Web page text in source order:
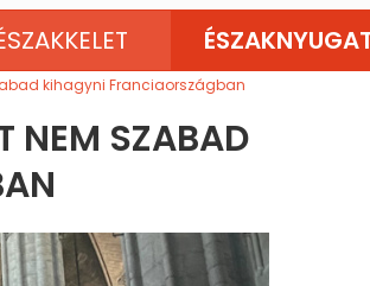
LOIRE
kihagyni Franciaországban
NEM SZABAD